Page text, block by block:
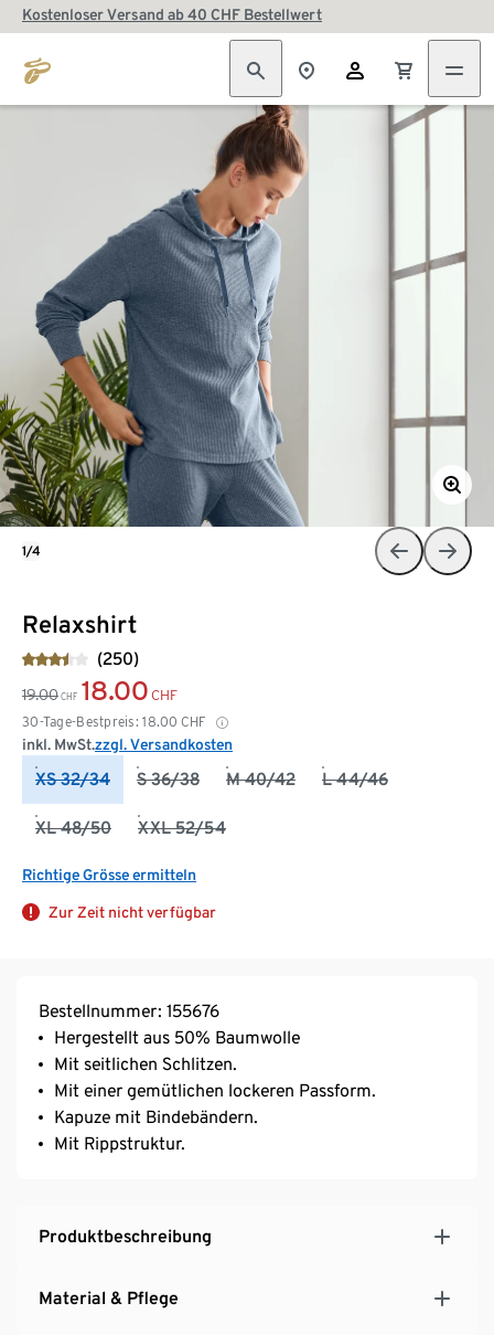
Kostenloser Versand ab 40 CHF Bestellwert
Relaxshirt
(250)
19.00 CHF 18.00 CHF
30-Tage-Bestpreis: 18.00 CHF
inkl. MwSt.zzgl. Versandkosten
XS 32/34 S 36/38 M 40/42 L 44/46
XL 48/50 XXL 52/54
Richtige Grösse ermitteln
Zur Zeit nicht verfügbar
1/4
Bestellnummer: 155676
Hergestellt aus 50% Baumwolle
Mit seitlichen Schlitzen.
Mit einer gemütlichen lockeren Passform.
Kapuze mit Bindebändern.
Mit Rippstruktur.
Produktbeschreibung
Material & Pflege